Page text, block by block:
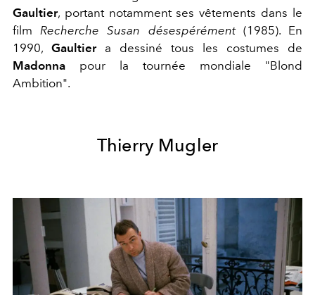
Gaultier, portant notamment ses vêtements dans le
film Recherche Susan désespérément(1985). En
1990, Gaultiera dessiné tous les costumes de
Madonna pour la tournée mondiale "Blond
Ambition".
Thierry Mugler